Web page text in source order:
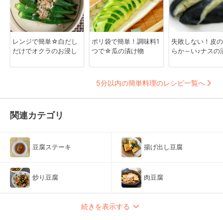
レンジで簡単☆白だし
だけでオクラのお浸し
ポリ袋で簡単！調味料1
つで☆瓜の漬け物
失敗しない！皮
らか～い♪ナスの
5分以内の簡単料理のレシピ一覧へ
関連カテゴリ
豆腐ステーキ 揚げ出し豆腐
炒り豆腐 肉豆腐
続きを表示する